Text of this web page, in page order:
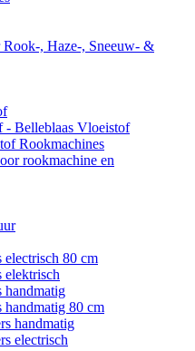
, Haze-, Sneeuw- &
- Belleblaas Vloeistof
Rookmachines
rookmachine en
electrisch 80 cm
elektrisch
handmatig
handmatig 80 cm
handmatig
electrisch